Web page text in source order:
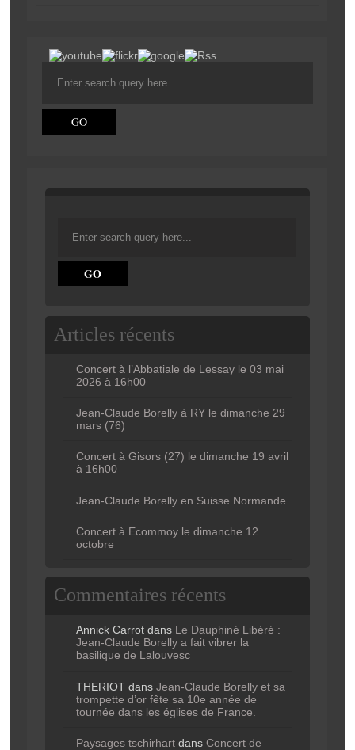
Articles récents
Concert à l’Abbatiale de Lessay le 03 mai
2026 à 16h00
Jean-Claude Borelly à RY le dimanche 29
mars (76)
Concert à Gisors (27) le dimanche 19 avril
à 16h00
Jean-Claude Borelly en Suisse Normande
Concert à Ecommoy le dimanche 12
octobre
Commentaires récents
Annick Carrotdans Le Dauphiné Libéré :
Jean-Claude Borelly a fait vibrer la
basilique de Lalouvesc
THERIOTdans Jean-Claude Borelly et sa
trompette d’or fête sa 10e année de
tournée dans les églises de France.
Paysages tschirhartdans Concert de